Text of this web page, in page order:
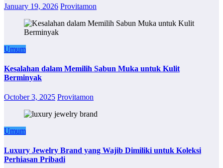
January 19, 2026 Provitamon
Umum
Kesalahan dalam Memilih Sabun Muka untuk Kulit
Berminyak
October 3, 2025 Provitamon
Umum
Luxury Jewelry Brand yang Wajib Dimiliki untuk Koleksi
Perhiasan Pribadi